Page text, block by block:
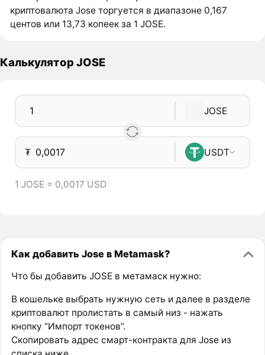
криптовалюта Jose торгуется в диапазоне 0,167
центов или 13,73 копеек за 1 JOSE.
Калькулятор JOSE
JOSE
₮ USDT
1 JOSE = 0,0017 USD
Как добавить Jose в Metamask?
Что бы добавить JOSE в метамаск нужно:
В кошельке выбрать нужную сеть и далее в разделе
криптовалют пролистать в самый низ - нажать
кнопку “Импорт токенов”.
Скопировать адрес смарт-контракта для Jose из